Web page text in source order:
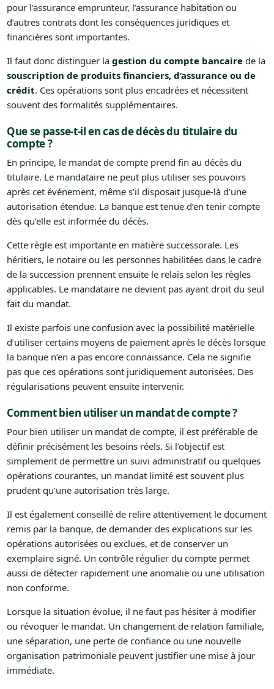
pour l’assurance emprunteur, l’assurance habitation ou
d’autres contrats dont les conséquences juridiques et
financières sont importantes.
Il faut donc distinguer la gestion du compte bancairede la
souscription de produits financiers, d’assurance ou de
crédit. Ces opérations sont plus encadrées et nécessitent
souvent des formalités supplémentaires.
Que se passe-t-il en cas de décès du titulaire du
compte ?
En principe, le mandat de compte prend fin au décès du
titulaire. Le mandataire ne peut plus utiliser ses pouvoirs
après cet événement, même s’il disposait jusque-là d’une
autorisation étendue. La banque est tenue d’en tenir compte
dès qu’elle est informée du décès.
Cette règle est importante en matière successorale. Les
héritiers, le notaire ou les personnes habilitées dans le cadre
de la succession prennent ensuite le relais selon les règles
applicables. Le mandataire ne devient pas ayant droit du seul
fait du mandat.
Il existe parfois une confusion avec la possibilité matérielle
d’utiliser certains moyens de paiement après le décès lorsque
la banque n’en a pas encore connaissance. Cela ne signifie
pas que ces opérations sont juridiquement autorisées. Des
régularisations peuvent ensuite intervenir.
Comment bien utiliser un mandat de compte ?
Pour bien utiliser un mandat de compte, il est préférable de
définir précisément les besoins réels. Si l’objectif est
simplement de permettre un suivi administratif ou quelques
opérations courantes, un mandat limité est souvent plus
prudent qu’une autorisation très large.
Il est également conseillé de relire attentivement le document
remis par la banque, de demander des explications sur les
opérations autorisées ou exclues, et de conserver un
exemplaire signé. Un contrôle régulier du compte permet
aussi de détecter rapidement une anomalie ou une utilisation
non conforme.
Lorsque la situation évolue, il ne faut pas hésiter à modifier
ou révoquer le mandat. Un changement de relation familiale,
une séparation, une perte de confiance ou une nouvelle
organisation patrimoniale peuvent justifier une mise à jour
immédiate.